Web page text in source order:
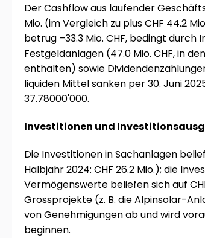
Der Cashflow aus laufender
Mio. (im Vergleich zu plus CHF 44.2
betrug –33.3 Mio. CHF, bedingt durch
Festgeldanlagen (47.0 Mio. CHF, in
enthalten) sowie
liquiden Mittel sanken per 30. Juni
37.78000'000.
Investitionen und
Die Investitionen in Sachanlagen
Halbjahr 2024: CHF 26.2 Mio.); die
Vermögenswerte beliefen sich auf
Grossprojekte (z. B. die Alpinsolar-
von Genehmigungen ab und wird
beginnen.